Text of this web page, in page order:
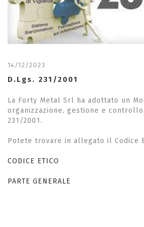
14/12/2023
D.Lgs. 231/2001
La Forty Metal Srl ha adottato un
organizzazione, gestione e
231/2001.
Potete trovare in allegato il Codice
CODICE ETICO
PARTE GENERALE